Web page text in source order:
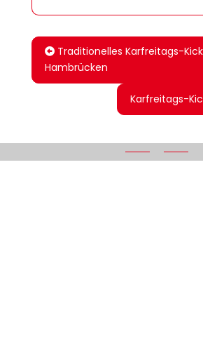
Traditionelles Karfreitags-
Hambrücken
Karfreitags-